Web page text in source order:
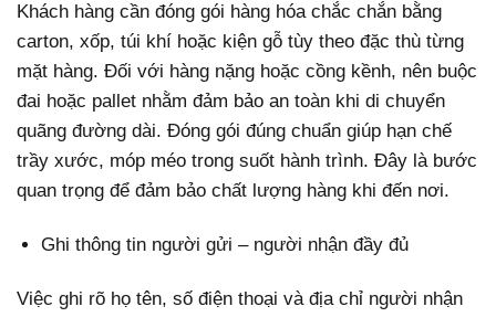
Khách hàng cần đóng gói hàng hóa chắc chắn bằng
carton, xốp, túi khí hoặc kiện gỗ tùy theo đặc thù từng
mặt hàng. Đối với hàng nặng hoặc cồng kềnh, nên buộc
đai hoặc pallet nhằm đảm bảo an toàn khi di chuyển
quãng đường dài. Đóng gói đúng chuẩn giúp hạn chế
trầy xước, móp méo trong suốt hành trình. Đây là bước
quan trọng để đảm bảo chất lượng hàng khi đến nơi.
Ghi thông tin người gửi – người nhận đầy đủ
Việc ghi rõ họ tên, số điện thoại và địa chỉ người nhận